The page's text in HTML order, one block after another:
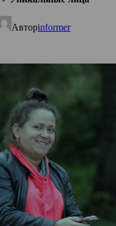
Авторinformer